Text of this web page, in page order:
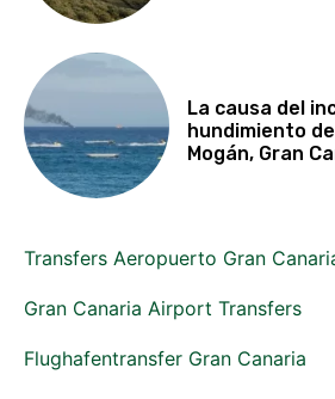
La causa del
hundimiento
Mogán, Gran
Transfers Aeropuerto Gran
Gran Canaria Airport Transfers
Flughafentransfer Gran Canaria